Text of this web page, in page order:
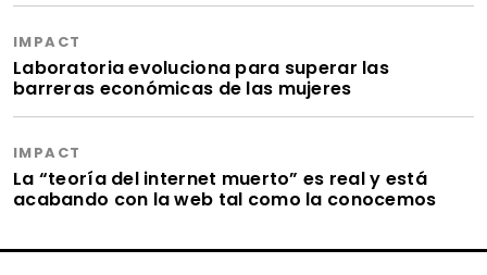
IMPACT
Laboratoria evoluciona para superar las
barreras económicas de las mujeres
IMPACT
La “teoría del internet muerto” es real y está
acabando con la web tal como la conocemos